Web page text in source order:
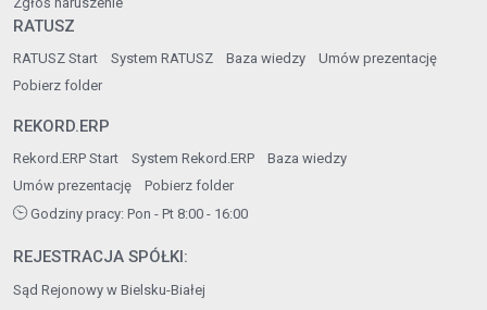
RATUSZ
RATUSZ Start System RATUSZ Baza wiedzy
Umów prezentację
Pobierz folder
REKORD.ERP
Rekord.ERP Start System Rekord.ERP
Baza wiedzy
Umów prezentację
Pobierz folder
Godziny pracy: Pon - Pt 8:00 - 16:00
REJESTRACJA SPÓŁKI:
Sąd Rejonowy w Bielsku-Białej